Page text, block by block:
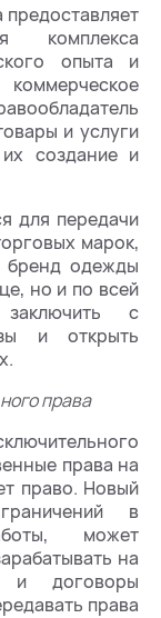
комплекса
опыта и
и услуги
создание и
для передачи
марок,
бренд одежды
но и по всей
с
и открыть
права
права на
право. Новый
в
может
на
и договоры
права